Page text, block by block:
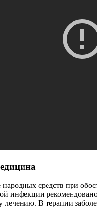
народных средств при
инфекции
лечению. В терапии